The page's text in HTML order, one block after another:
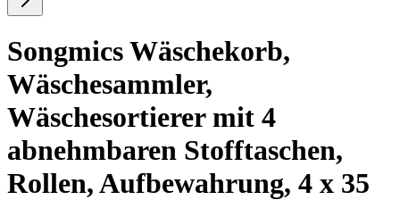
Songmics Wäschekorb,
Wäschesammler,
Wäschesortierer mit 4
abnehmbaren Stofftaschen,
Rollen, Aufbewahrung, 4 x 35